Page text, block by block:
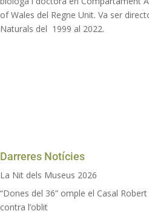
of Wales del Regne Unit. Va ser
Naturals del 1999 al 2022.
Darreres Notícies
La Nit dels Museus 2026
“Dones del 36” omple el Casal
contra l’oblit